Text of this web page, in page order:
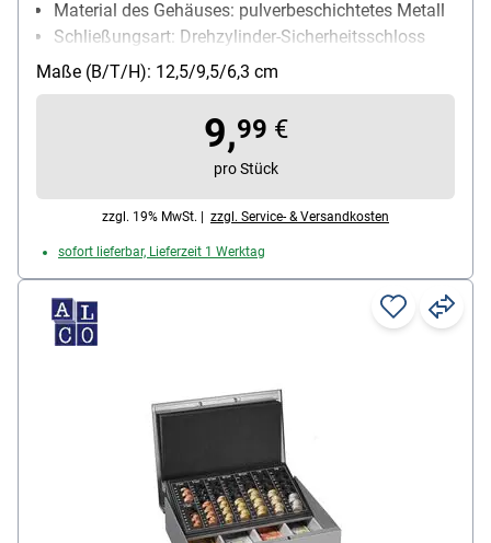
Material des Gehäuses: pulverbeschichtetes Metall
Schließungsart: Drehzylinder-Sicherheitsschloss
Maße (B/T/H): 12,5/9,5/6,3 cm
9,99 €
pro Stück
zzgl. 19% MwSt. | zzgl. Service- & Versandkosten
sofort lieferbar, Lieferzeit 1 Werktag